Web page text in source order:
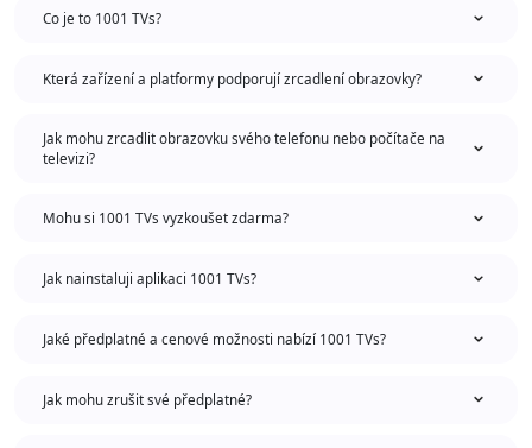
Co je to 1001 TVs?
Která zařízení a platformy podporují zrcadlení obrazovky?
Jak mohu zrcadlit obrazovku svého telefonu nebo počítače na
televizi?
Mohu si 1001 TVs vyzkoušet zdarma?
Jak nainstaluji aplikaci 1001 TVs?
Jaké předplatné a cenové možnosti nabízí 1001 TVs?
Jak mohu zrušit své předplatné?